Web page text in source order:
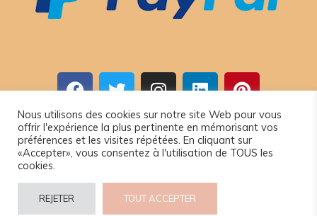
© 2024 www.camel-idee.com.
Nous utilisons des cookies sur notre site Web pour vous
offrir l'expérience la plus pertinente en mémorisant vos
préférences et les visites répétées. En cliquant sur
«Accepter», vous consentez à l'utilisation de TOUS les
cookies.
REJETER TOUT ACCEPTER